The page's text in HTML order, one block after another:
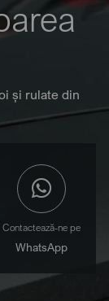
și rulate din
Contactează-ne pe
WhatsApp